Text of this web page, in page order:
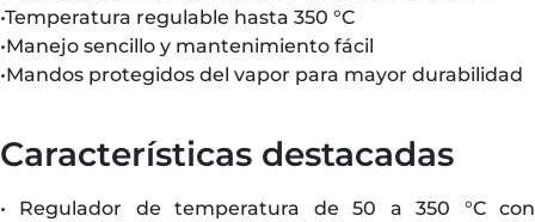
•Temperatura regulable hasta 350 °C
•Manejo sencillo y mantenimiento fácil
•Mandos protegidos del vapor para mayor durabilidad
Características destacadas
• Regulador de temperatura de 50 a 350 °C con